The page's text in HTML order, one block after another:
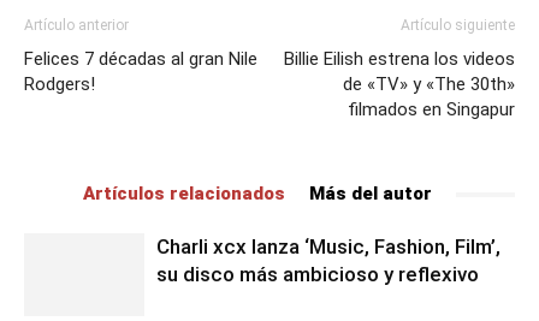
Artículo anterior
Felices 7 décadas al gran Nile
Rodgers!
Artículo siguiente
Billie Eilish estrena los videos
de «TV» y «The 30th»
filmados en Singapur
Artículos relacionados Más del autor
Charli xcx lanza ‘Music, Fashion, Film’,
su disco más ambicioso y reflexivo